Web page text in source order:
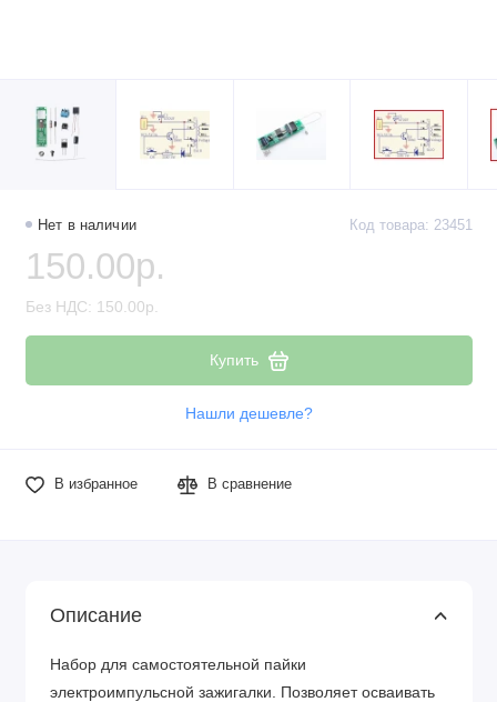
Нет в наличии Код товара: 23451
150.00р.
Без НДС: 150.00р.
Купить
Нашли дешевле?
В избранное В сравнение
Описание
Набор для самостоятельной пайки
электроимпульсной зажигалки. Позволяет осваивать